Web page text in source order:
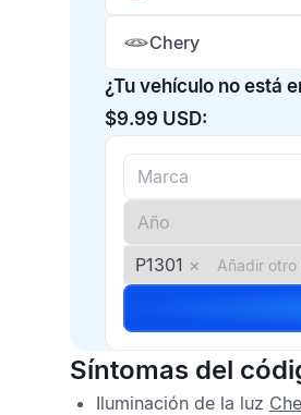
Chery
¿Tu vehículo no está
$9.99 USD:
P1301 ×
Síntomas del
Iluminación de la luz